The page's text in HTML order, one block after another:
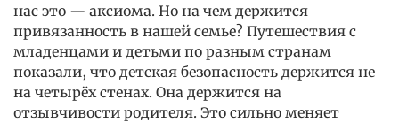
нас это — аксиома. Но на чем держится
привязанность в нашей семье? Путешествия с
младенцами и детьми по разным странам
показали, что детская безопасность держится не
на четырёх стенах. Она держится на
отзывчивости родителя. Это сильно меняет